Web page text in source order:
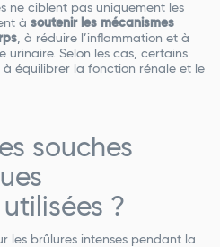
ne ciblent pas uniquement les
à soutenir les mécanismes
, à réduire l’inflammation et à
urinaire. Selon les cas, certains
à équilibrer la fonction rénale et le
souches
?
les brûlures intenses pendant la